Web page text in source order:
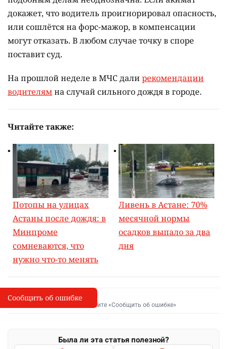
докажет, что водитель проигнорировал опасность,
или сошлётся на форс-мажор, в компенсации
могут отказать. В любом случае точку в споре
поставит суд.
На прошлой неделе в МЧС далирекомендации
водителямна случай сильного дождя в городе.
Читайте также:
Потопы на улицах
Астаны после дождя: в
Минпроме
сомневаются, что
нужно что-то менять
Ливень в Астане: 70%
месячной нормы
осадков выпало за два
дня
I
Сообщить об опечатке
Выделите фрагмент и нажмите «Сообщить об ошибке»
Была ли эта статья полезной?
Сообщить об ошибке